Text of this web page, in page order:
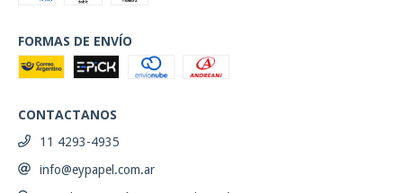
FORMAS DE ENVÍO
CONTACTANOS
11 4293-4935
info@eypapel.com.ar